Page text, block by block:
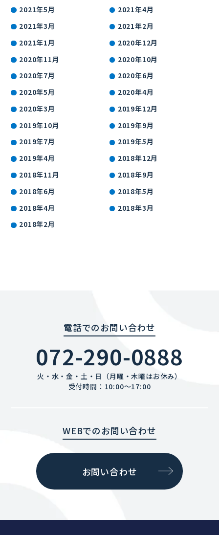
2021年5月
2021年4月
2021年3月
2021年2月
2021年1月
2020年12月
2020年11月
2020年10月
2020年7月
2020年6月
2020年5月
2020年4月
2020年3月
2019年12月
2019年10月
2019年9月
2019年7月
2019年5月
2019年4月
2018年12月
2018年11月
2018年9月
2018年6月
2018年5月
2018年4月
2018年3月
2018年2月
電話でのお問い合わせ
072-290-0888
火・水・金・土・日（月曜・木曜はお休み）
受付時間：10:00〜17:00
WEBでのお問い合わせ
お問い合わせ